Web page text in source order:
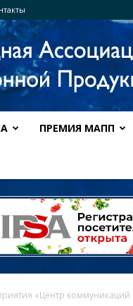
ПРЕМИЯ МАПП
«Центр